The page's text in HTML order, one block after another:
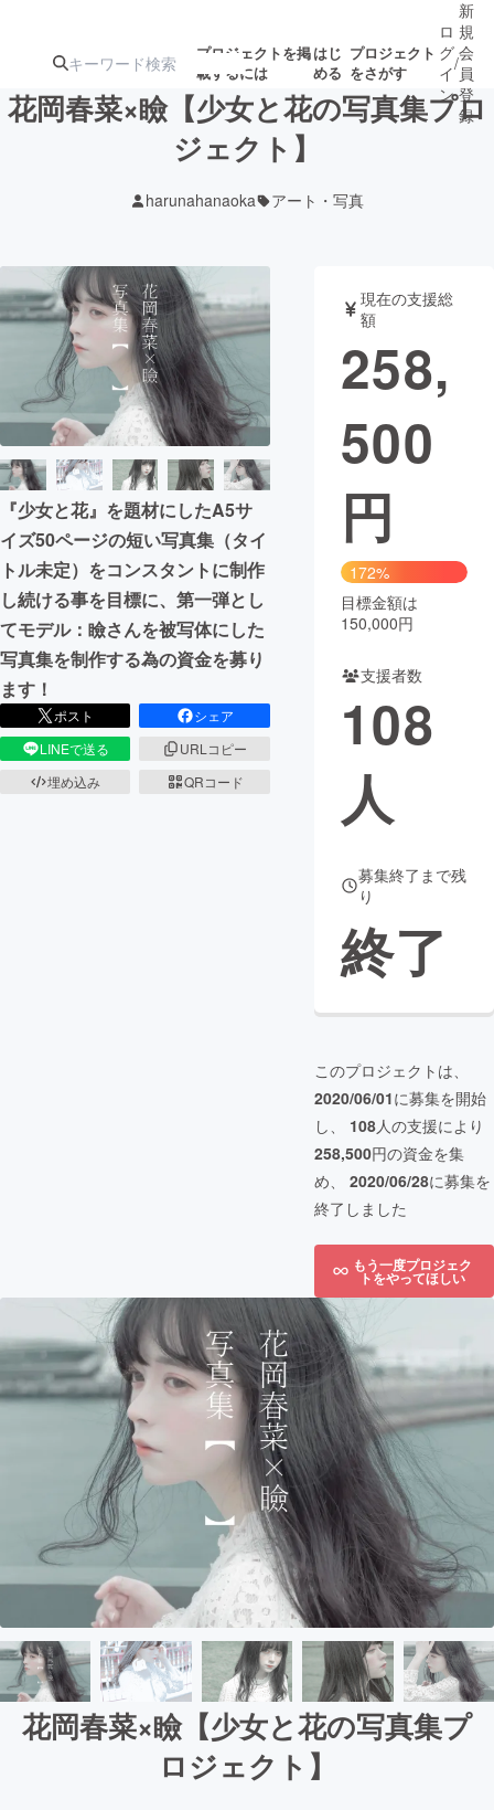
プロジェクトを掲
載するには
はじ
める
プロジェクト
をさがす
ターン
ジェクト
募集終了が近いプ
ロジェクト
アート・写真 音楽
テクノロジー・ガジェット ゲーム・サ
映像・映画
ビジネス・起業
まちづくり・地域活性化
CAMPFIRE for Social Good
CAMPFIRE Creation
CAMPFIREふるさと納税machi-ya コミュニティ
ロ
グ
イ
ン
/
新
規
会
員
登
録
花岡春菜×瞼【少女と花の写真集プロ
ジェクト】
harunahanaoka アート・写真
『少女と花』を題材にしたA5サ
イズ50ページの短い写真集（タイ
トル未定）をコンスタントに制作
し続ける事を目標に、第一弾とし
てモデル：瞼さんを被写体にした
写真集を制作する為の資金を募り
ます！
ポスト
シェア
LINEで送る
URLコピー
埋め込み
QRコード
現在の支援総
額
258,
500
円
172%
目標金額は
150,000円
支援者数
108
人
募集終了まで残
り
終了
このプロジェクトは、
2020/06/01に募集を開始
し、 108人の支援により
258,500円の資金を集
め、 2020/06/28に募集を
終了しました
もう一度プロジェク
トをやってほしい
花岡春菜×瞼【少女と花の写真集プ
ロジェクト】